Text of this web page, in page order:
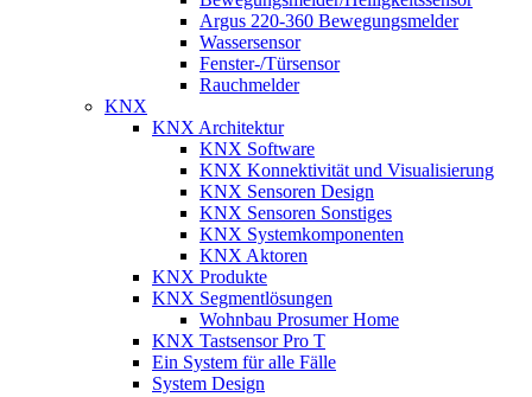
Argus 220-360 Bewegungsmelder
Wassersensor
Fenster-/Türsensor
Rauchmelder
KNX
KNX Architektur
KNX Software
KNX Konnektivität und Visualisierung
KNX Sensoren Design
KNX Sensoren Sonstiges
KNX Systemkomponenten
KNX Aktoren
KNX Produkte
KNX Segmentlösungen
Wohnbau Prosumer Home
KNX Tastsensor Pro T
Ein System für alle Fälle
System Design